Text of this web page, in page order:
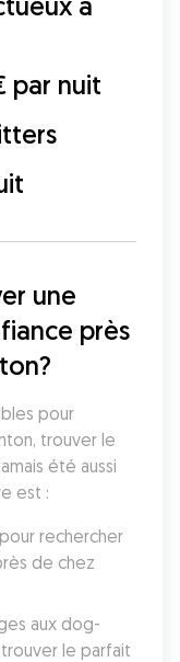
par nuit
une
près
pour
trouver le
été aussi
est :
rechercher
de chez
aux dog-
le parfait